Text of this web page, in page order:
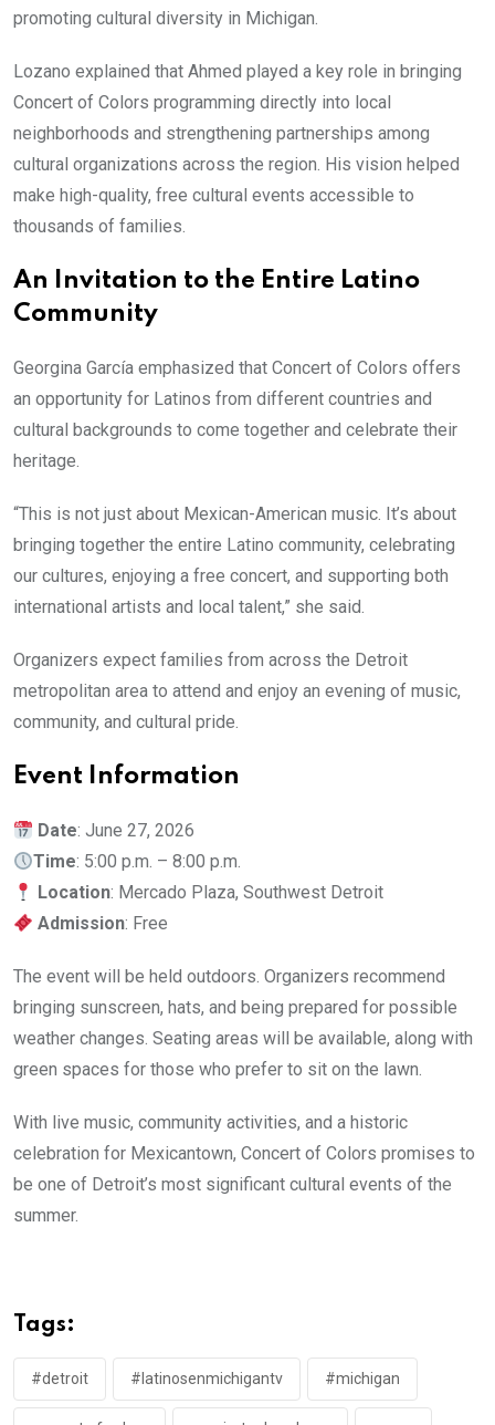
promoting cultural diversity in Michigan.
Lozano explained that Ahmed played a key role in bringing
Concert of Colors programming directly into local
neighborhoods and strengthening partnerships among
cultural organizations across the region. His vision helped
make high-quality, free cultural events accessible to
thousands of families.
An Invitation to the Entire Latino
Community
Georgina García emphasized that Concert of Colors offers
an opportunity for Latinos from different countries and
cultural backgrounds to come together and celebrate their
heritage.
“This is not just about Mexican-American music. It’s about
bringing together the entire Latino community, celebrating
our cultures, enjoying a free concert, and supporting both
international artists and local talent,” she said.
Organizers expect families from across the Detroit
metropolitan area to attend and enjoy an evening of music,
community, and cultural pride.
Event Information
Date: June 27, 2026
Time: 5:00 p.m. – 8:00 p.m.
Location: Mercado Plaza, Southwest Detroit
Admission: Free
The event will be held outdoors. Organizers recommend
bringing sunscreen, hats, and being prepared for possible
weather changes. Seating areas will be available, along with
green spaces for those who prefer to sit on the lawn.
With live music, community activities, and a historic
celebration for Mexicantown, Concert of Colors promises to
be one of Detroit’s most significant cultural events of the
summer.
Tags:
#detroit #latinosenmichigantv #michigan